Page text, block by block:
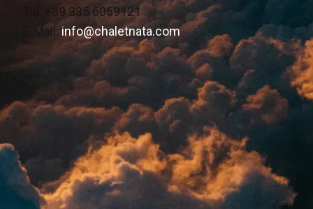
Tel. +39 335 6069121
E-Mail: info@chaletnata.com